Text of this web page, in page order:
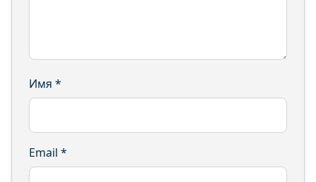
Имя *
Email *